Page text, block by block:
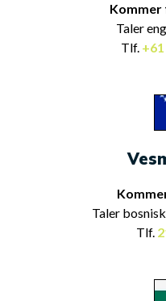
Kommer
Taler
Tlf.
Taler
Tlf.